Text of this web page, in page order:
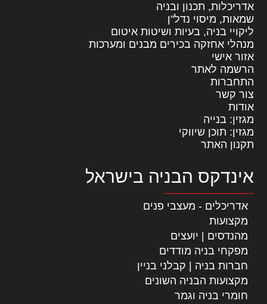
אדריכלות, תכנון ובניה
שמאות, מיסוי נדל"ן
ליקויי בניה, בעיות ושיטות איטום
מנהלי אחזקה בכירים מבנים ומערכות
אזור אישי
הרשמה לאתר
התחברות
צור קשר
אודות
מגזין: בנייה
מגזין: תוכן שיווקי
תקנון האתר
אינדקס הבניה בישראל
אדריכלים - מעצבי פנים
מקצועות
מהנדסים | יועצים
מפקחי בניה מודדים
חברות בניה | קבלני בניין
מקצועות הבניה השונים
חומרי בניה וגמר